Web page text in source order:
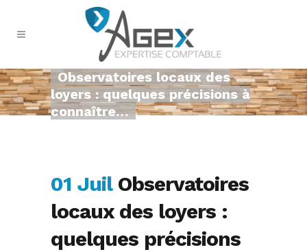
Observatoires locaux des
loyers : quelques précisions à
connaître…
01 JuilObservatoires
locaux des loyers :
quelques précisions